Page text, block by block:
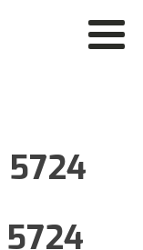
5724
5724